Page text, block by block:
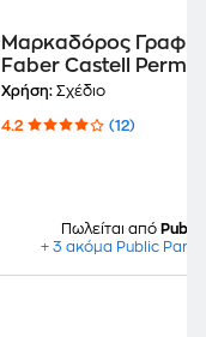
Μαρκαδόρος
Faber Castell
Μπλε 0.6 mm
Χρήση: Σχέδιο
4.2 (12)
Πωλείται από Public
+ 3 ακόμα Public